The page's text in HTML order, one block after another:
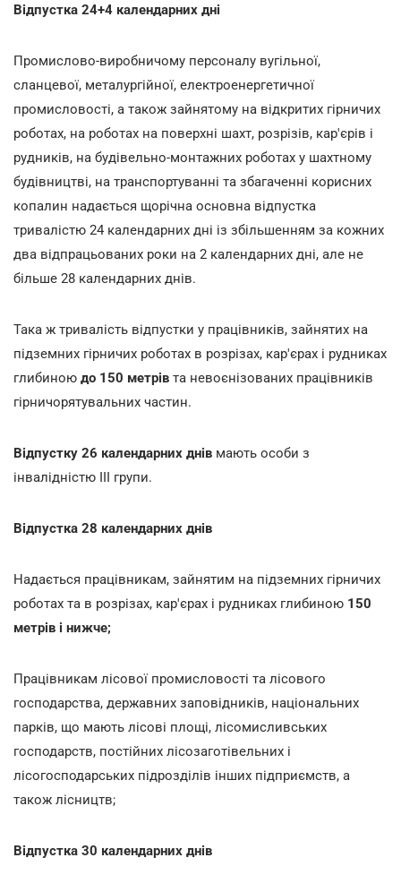
Відпустка 24+4 календарних дні
Промислово-виробничому персоналу вугільної,
сланцевої, металургійної, електроенергетичної
промисловості, а також зайнятому на відкритих гірничих
роботах, на роботах на поверхні шахт, розрізів, кар'єрів і
рудників, на будівельно-монтажних роботах у шахтному
будівництві, на транспортуванні та збагаченні корисних
копалин надається щорічна основна відпустка
тривалістю 24 календарних дні із збільшенням за кожних
два відпрацьованих роки на 2 календарних дні, але не
більше 28 календарних днів.
Така ж тривалість відпустки у працівників, зайнятих на
підземних гірничих роботах в розрізах, кар'єрах і рудниках
глибиною до 150 метрів та невоєнізованих працівників
гірничорятувальних частин.
Відпустку 26 календарних днів мають особи з
інвалідністю III групи.
Відпустка 28 календарних днів
Надається працівникам, зайнятим на підземних гірничих
роботах та в розрізах, кар'єрах і рудниках глибиною 150
метрів і нижче;
Працівникам лісової промисловості та лісового
господарства, державних заповідників, національних
парків, що мають лісові площі, лісомисливських
господарств, постійних лісозаготівельних і
лісогосподарських підрозділів інших підприємств, а
також лісництв;
Відпустка 30 календарних днів